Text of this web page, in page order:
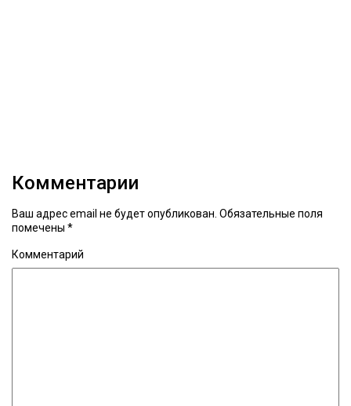
Комментарии
Ваш адрес email не будет опубликован. Обязательные поля
помечены *
Комментарий